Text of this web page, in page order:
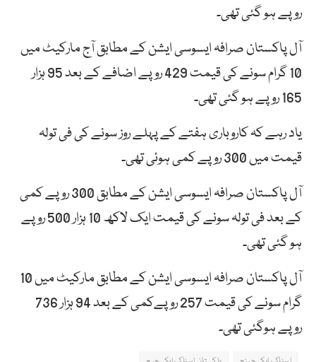
روپے ہو گئی تھی۔
آل پاکستان صرافہ ایسوسی ایشن کے مطابق آج مارکیٹ میں
10 گرام سونے کی قیمت 429 روپے اضافے کے بعد 95 ہزار
165 روپے ہو گئی تھی۔
یاد رہے کہ کاروباری ہفتے کے پہلے روز سونے کی فی تولہ
قیمت میں 300 روپے کمی ہوئی تھی۔
آل پاکستان صرافہ ایسوسی ایشن کے مطابق 300 روپے کمی
کے بعد فی تولہ سونے کی قیمت ایک لاکھ 10 ہزار 500 روپے
ہو گئی تھی۔
آل پاکستان صرافہ ایسوسی ایشن کے مطابق مارکیٹ میں 10
گرام سونے کی قیمت 257 روپےکمی کے بعد 94 ہزار 736
روپے ہوگئی تھی۔